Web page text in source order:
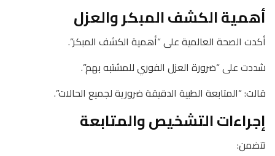
أهمية الكشف المبكر والعزل
أكدت الصحة العالمية على “أهمية الكشف المبكر”.
شددت على “ضرورة العزل الفوري للمشتبه بهم”.
قالت: “المتابعة الطبية الدقيقة ضرورية لجميع الحالات”.
إجراءات التشخيص والمتابعة
تتضمن: